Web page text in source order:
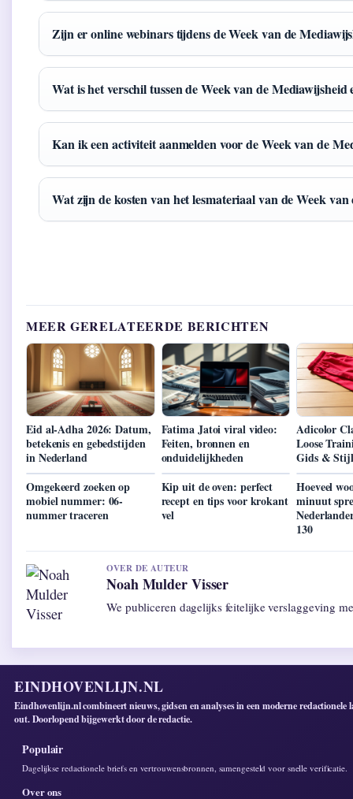
Zijn er online webinars tijdens de Week van de
Wat is het verschil tussen de Week van de
Kan ik een activiteit aanmelden voor de Week van de
Wat zijn de kosten van het lesmateriaal van de Week
MEER GERELATEERDE BERICHTEN
Eid al-Adha 2026: Datum,
betekenis en gebedstijden
in Nederland
Fatima Jatoi viral video:
Feiten, bronnen en
onduidelijkheden
Adicolor
Loose
Gids &
Omgekeerd zoeken op
mobiel nummer: 06-
nummer traceren
Kip uit de oven: perfect
recept en tips voor krokant
vel
Hoeveel
minuut
130
OVER DE AUTEUR
Noah Mulder Visser
We publiceren dagelijks feitelijke verslaggeving
EINDHOVENLIJN.NL
Eindhovenlijn.nl combineert nieuws, gidsen en analyses in een moderne redactionele
out. Doorlopend bijgewerkt door de redactie.
Populair
Dagelijkse redactionele briefs en vertrouwensbronnen, samengesteld voor snelle verificatie.
Over ons